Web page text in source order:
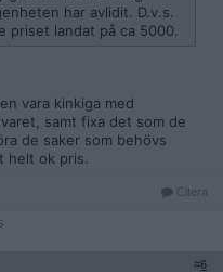
har avlidit. D.v.s.
priset landat på ca 5000.
vara kinkiga med
samt fixa det som de
de saker som behövs
helt ok pris.
Citera
#6